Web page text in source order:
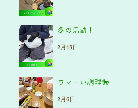
冬の活動！
2月13日
ウマーい調理🐎
2月6日